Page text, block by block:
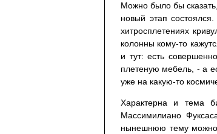
Можно было бы
новый этап
хитросплетениях
колонны кому-то
и тут: есть
плетеную мебель, - а
уже на какую-то
Характерна и тема
Массимилиано
нынешнюю тему можно